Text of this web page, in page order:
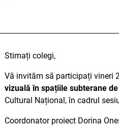
Stimați colegi,
Vă invităm să participați vineri
vizuală în spațiile subterane
Cultural Național, în cadrul
Coordonator proiect Dorina